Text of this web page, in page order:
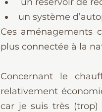
un système
Ces aménagements
plus connectée à la
Concernant le
relativement
car je suis très